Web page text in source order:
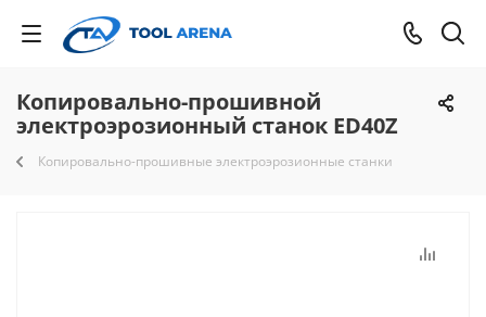
Копировально-прошивной
электроэрозионный станок ED40Z
Копировально-прошивные электроэрозионные станки